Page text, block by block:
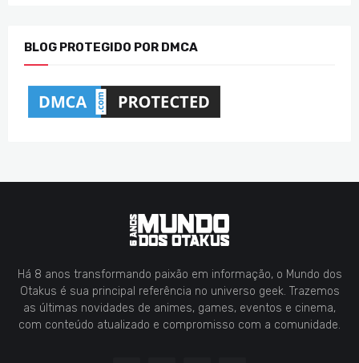
BLOG PROTEGIDO POR DMCA
Há 8 anos transformando paixão em informação, o Mundo dos
Otakus é sua principal referência no universo geek. Trazemos
as últimas novidades de animes, games, eventos e cinema,
com conteúdo atualizado e compromisso com a comunidade.